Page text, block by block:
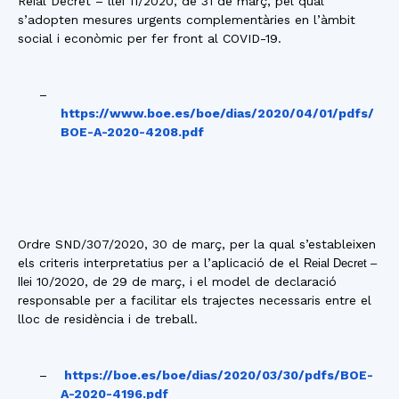
s’adopten mesures urgents complementàries en l’àmbit
social i econòmic per fer front al COVID-19.
–
https://www.boe.es/boe/dias/2020/04/01/pdfs/
BOE-A-2020-4208.pdf
Ordre SND/307/2020, 30 de març, per la qual s’estableixen
els criteris interpretatius per a l’aplicació de el Reial Decret –
llei 10/2020, de 29 de març, i el model de declaració
responsable per a facilitar els trajectes necessaris entre el
lloc de residència i de treball.
–
https://boe.es/boe/dias/2020/03/30/pdfs/BOE-
A-2020-4196.pdf